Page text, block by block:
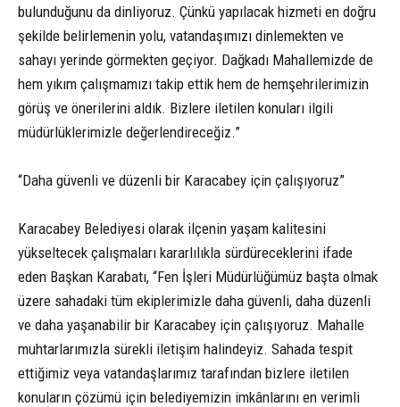
bulunduğunu da dinliyoruz. Çünkü yapılacak hizmeti en doğru
şekilde belirlemenin yolu, vatandaşımızı dinlemekten ve
sahayı yerinde görmekten geçiyor. Dağkadı Mahallemizde de
hem yıkım çalışmamızı takip ettik hem de hemşehrilerimizin
görüş ve önerilerini aldık. Bizlere iletilen konuları ilgili
müdürlüklerimizle değerlendireceğiz.”
“Daha güvenli ve düzenli bir Karacabey için çalışıyoruz”
Karacabey Belediyesi olarak ilçenin yaşam kalitesini
yükseltecek çalışmaları kararlılıkla sürdüreceklerini ifade
eden Başkan Karabatı, “Fen İşleri Müdürlüğümüz başta olmak
üzere sahadaki tüm ekiplerimizle daha güvenli, daha düzenli
ve daha yaşanabilir bir Karacabey için çalışıyoruz. Mahalle
muhtarlarımızla sürekli iletişim halindeyiz. Sahada tespit
ettiğimiz veya vatandaşlarımız tarafından bizlere iletilen
konuların çözümü için belediyemizin imkânlarını en verimli